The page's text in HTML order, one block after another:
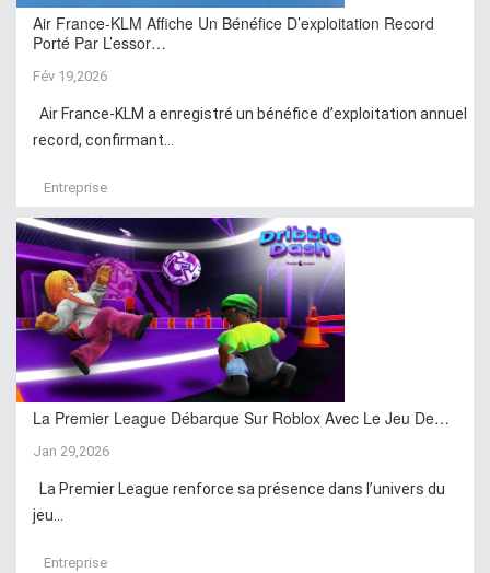
Air France-KLM Affiche Un Bénéfice D’exploitation Record
Porté Par L’essor…
Fév 19,2026
Air France-KLM a enregistré un bénéfice d’exploitation annuel
record, confirmant...
Entreprise
La Premier League Débarque Sur Roblox Avec Le Jeu De…
Jan 29,2026
La Premier League renforce sa présence dans l’univers du
jeu...
Entreprise